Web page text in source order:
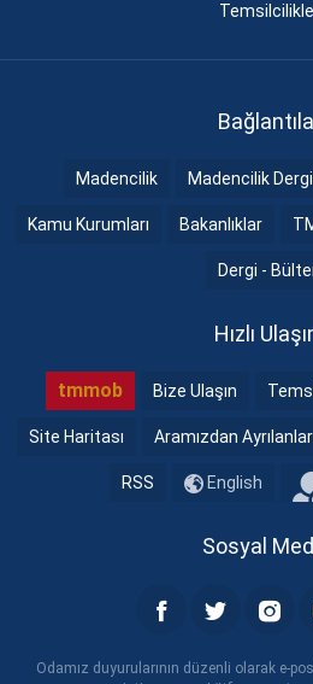
Madencilik Madencilik
Kamu Kurumları Bakanlıklar
Dergi -
Hızlı
tmmob Bize Ulaşın
Site Haritası Aramızdan Ayrılanlar
RSS English
Sosyal
Odamız duyurularının düzenli olarak e-